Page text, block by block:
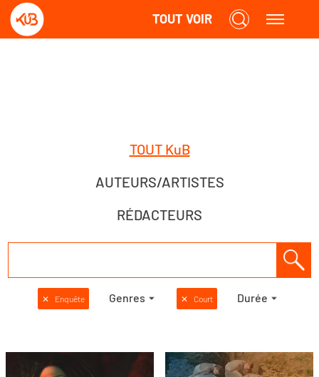
TOUT VOIR
TOUT KuB
AUTEURS/ARTISTES
RÉDACTEURS
✕ Enquête Genres ✕ Court Durée